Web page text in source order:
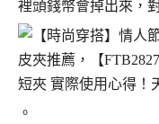
裡頭錢幣會掉出來，
。